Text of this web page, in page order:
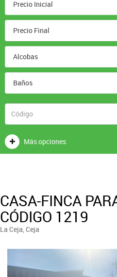
Más opciones
CASA-FINCA
CÓDIGO 1219
La Ceja, Ceja